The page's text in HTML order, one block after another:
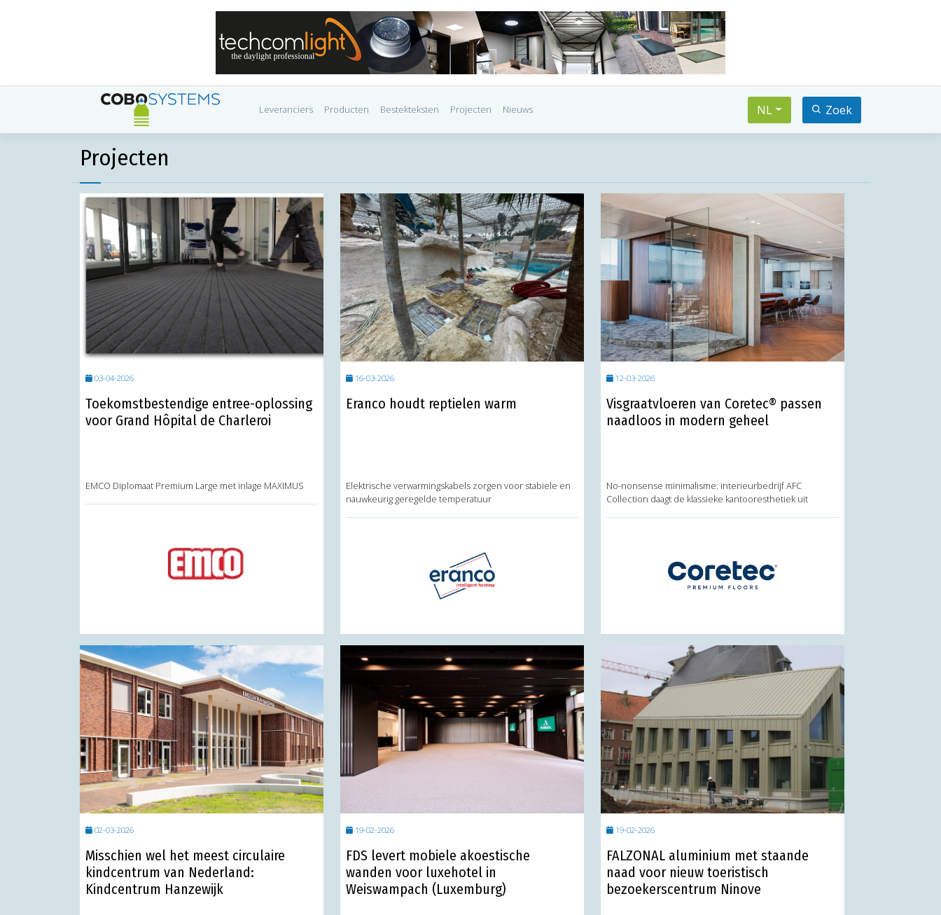
Leveranciers Producten Bestekteksten Projecten Nieuws NL Zoek
Projecten
03-04-2026
Toekomstbestendige entree-oplossing
voor Grand Hôpital de Charleroi
EMCO Diplomaat Premium Large met inlage MAXIMUS
16-03-2026
Eranco houdt reptielen warm
Elektrische verwarmingskabels zorgen voor stabiele en
nauwkeurig geregelde temperatuur
12-03-2026
Visgraatvloeren van Coretec® passen
naadloos in modern geheel
No-nonsense minimalisme: interieurbedrijf AFC
Collection daagt de klassieke kantooresthetiek uit
02-03-2026
Misschien wel het meest circulaire
kindcentrum van Nederland:
Kindcentrum Hanzewijk
19-02-2026
FDS levert mobiele akoestische
wanden voor luxehotel in
Weiswampach (Luxemburg)
19-02-2026
FALZONAL aluminium met staande
naad voor nieuw toeristisch
bezoekerscentrum Ninove